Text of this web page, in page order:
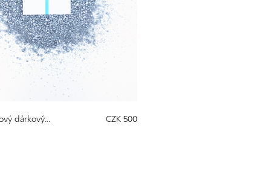
dárkový... CZK 500